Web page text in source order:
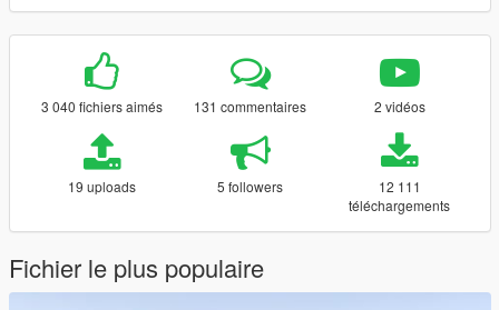
3 040 fichiers aimés 131 commentaires 2 vidéos
19 uploads 5 followers
12 111
téléchargements
Fichier le plus populaire